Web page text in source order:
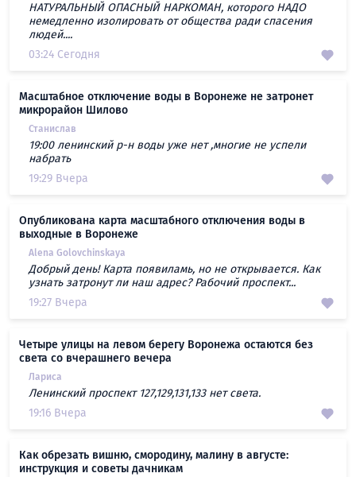
НАТУРАЛЬНЫЙ ОПАСНЫЙ НАРКОМАН, которого НАДО
немедленно изолировать от общества ради спасения
людей....
03:24 Сегодня
Масштабное отключение воды в Воронеже не затронет
микрорайон Шилово
Станислав
19:00 ленинский р-н воды уже нет ,многие не успели
набрать
19:29 Вчера
Опубликована карта масштабного отключения воды в
выходные в Воронеже
Alena Golovchinskaya
Добрый день! Карта появиламь, но не открывается. Как
узнать затронут ли наш адрес? Рабочий проспект...
19:27 Вчера
Четыре улицы на левом берегу Воронежа остаются без
света со вчерашнего вечера
Лариса
Ленинский проспект 127,129,131,133 нет света.
19:16 Вчера
Как обрезать вишню, смородину, малину в августе:
инструкция и советы дачникам